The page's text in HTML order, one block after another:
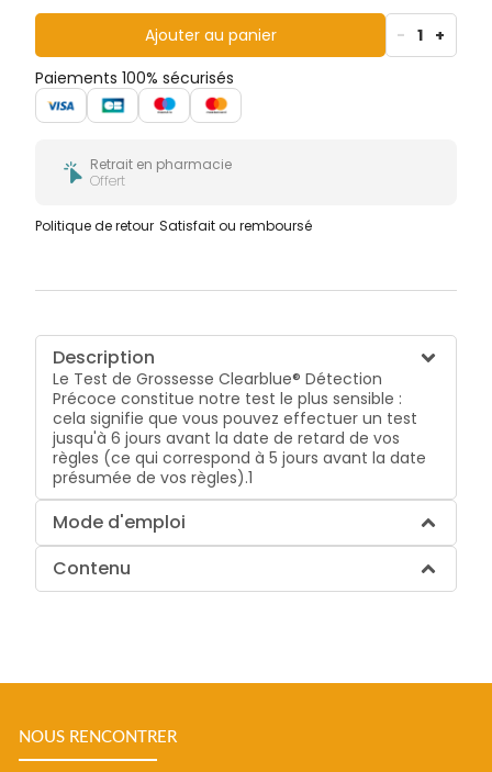
Ajouter au panier - 1 +
Paiements 100% sécurisés
Retrait en pharmacie
Offert
Politique de retour Satisfait ou remboursé
Description
Le Test de Grossesse Clearblue® Détection
Précoce constitue notre test le plus sensible :
cela signifie que vous pouvez effectuer un test
jusqu'à 6 jours avant la date de retard de vos
règles (ce qui correspond à 5 jours avant la date
présumée de vos règles).1
Mode d'emploi
Contenu
NOUS RENCONTRER